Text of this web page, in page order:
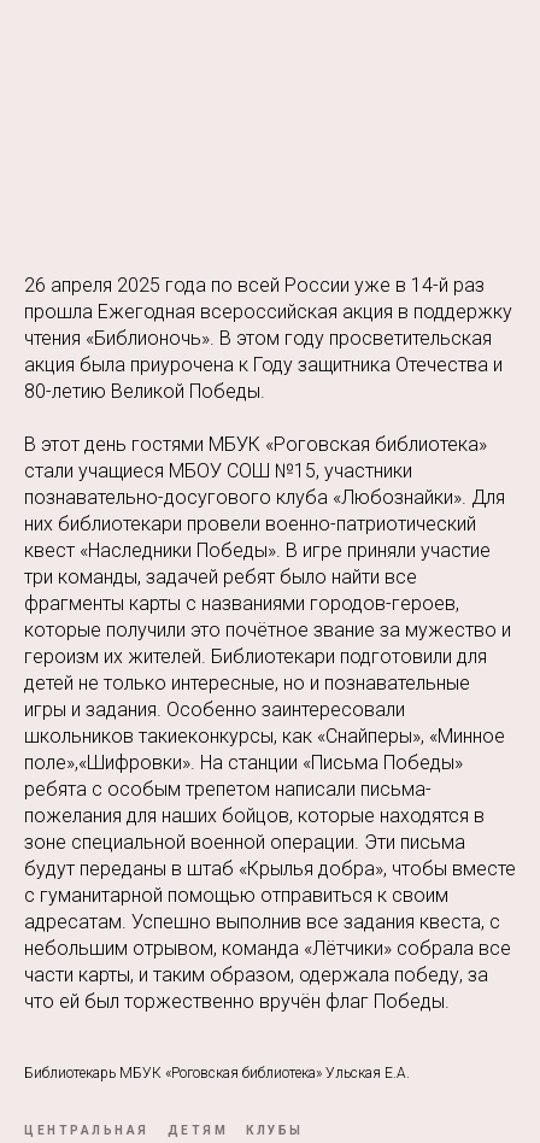
26 апреля 2025 года по всей России уже в 14-й раз
прошла Ежегодная всероссийская акция в поддержку
чтения «Библионочь». В этом году просветительская
акция была приурочена к Году защитника Отечества и
80-летию Великой Победы.
В этот день гостями МБУК «Роговская библиотека»
стали учащиеся МБОУ СОШ №15, участники
познавательно-досугового клуба «Любознайки». Для
них библиотекари провели военно-патриотический
квест «Наследники Победы». В игре приняли участие
три команды, задачей ребят было найти все
фрагменты карты с названиями городов-героев,
которые получили это почётное звание за мужество и
героизм их жителей. Библиотекари подготовили для
детей не только интересные, но и познавательные
игры и задания. Особенно заинтересовали
школьников такиеконкурсы, как «Снайперы», «Минное
поле»,«Шифровки». На станции «Письма Победы»
ребята с особым трепетом написали письма-
пожелания для наших бойцов, которые находятся в
зоне специальной военной операции. Эти письма
будут переданы в штаб «Крылья добра», чтобы вместе
с гуманитарной помощью отправиться к своим
адресатам. Успешно выполнив все задания квеста, с
небольшим отрывом, команда «Лётчики» собрала все
части карты, и таким образом, одержала победу, за
что ей был торжественно вручён флаг Победы.
Библиотекарь МБУК «Роговская библиотека» Ульская Е.А.
ЦЕНТРАЛЬНАЯ ДЕТЯМ КЛУБЫ